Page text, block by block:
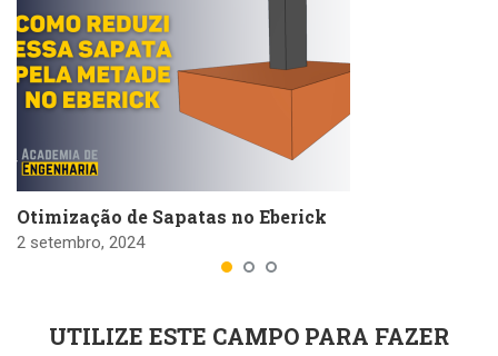
Otimização de Sapatas no Eberick
2 setembro, 2024
UTILIZE ESTE CAMPO PARA FAZER